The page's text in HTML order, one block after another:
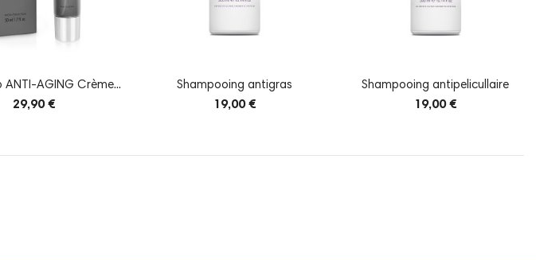
ANTI-AGING Crème...
29,90 €
Shampooing antigras
19,00 €
Shampooing antipelicullaire
19,00 €